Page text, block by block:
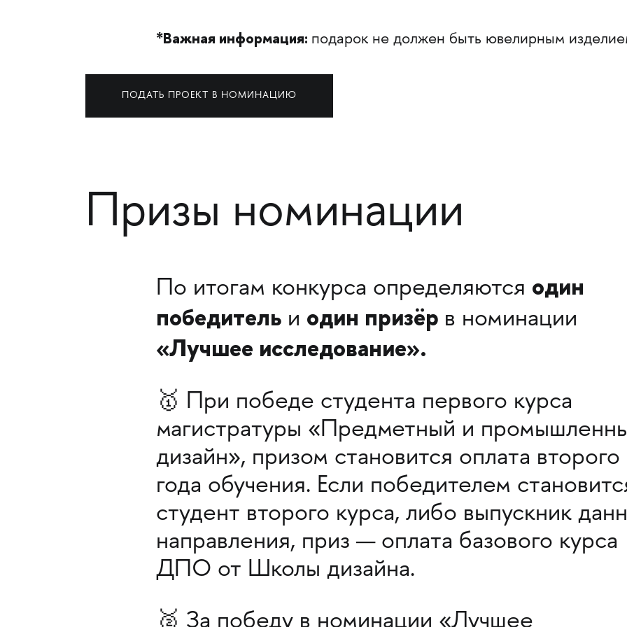
*Важная информация: подарок не должен быть ювелирным
ПОДАТЬ ПРОЕКТ В НОМИНАЦИЮ
Призы номинации
По итогам конкурса определяются один
победительи один призёр в номинации
«Лучшее исследование».
🥇 При победе студента первого курса
магистратуры «Предметный и
дизайн», призом становится оплата второго
года обучения. Если победителем
студент второго курса, либо выпускник
направления, приз — оплата базового курса
ДПО от Школы дизайна.